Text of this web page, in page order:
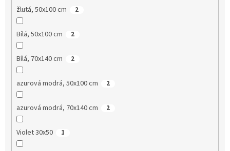
žlutá, 50x100 cm 2
Bílá, 50x100 cm 2
Bílá, 70x140 cm 2
azurová modrá, 50x100 cm 2
azurová modrá, 70x140 cm 2
Violet 30x50 1